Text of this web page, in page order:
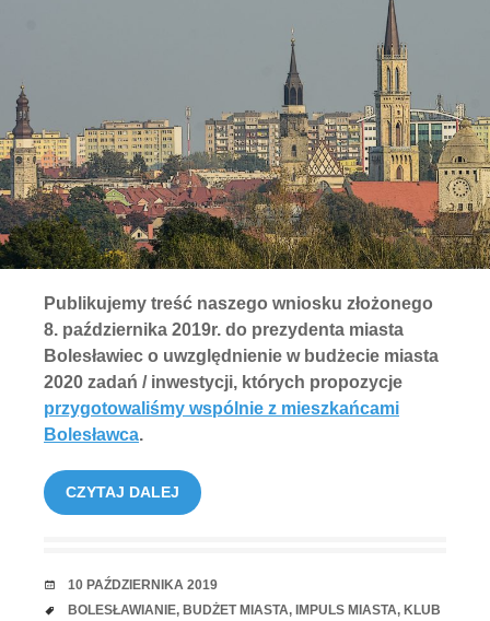
Publikujemy treść naszego wniosku złożonego
8. października 2019r. do prezydenta miasta
Bolesławiec o uwzględnienie w budżecie miasta
2020 zadań / inwestycji, których propozycje
przygotowaliśmy wspólnie z mieszkańcami
Bolesławca.
CZYTAJ DALEJ
RANDKA
10 PAŹDZIERNIKA 2019
TAGI
BOLESŁAWIANIE, BUDŻET MIASTA, IMPULS MIASTA, KLUB